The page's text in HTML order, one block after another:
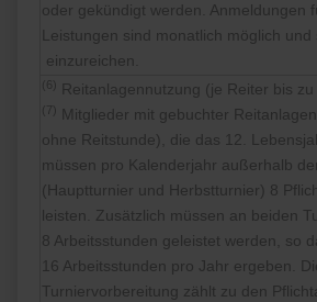
oder gekündigt werden. Anmeldungen
Leistungen sind monatlich möglich und
einzureichen.
(6) Reitanlagennutzung (je Reiter bis zu
(7) Mitglieder mit gebuchter
ohne Reitstunde), die das 12.
müssen pro Kalenderjahr außerhalb
(Hauptturnier und Herbstturnier) 8
leisten. Zusätzlich müssen an beiden
8 Arbeitsstunden geleistet werden, so
16 Arbeitsstunden pro Jahr ergeben.
Turniervorbereitung zählt zu den